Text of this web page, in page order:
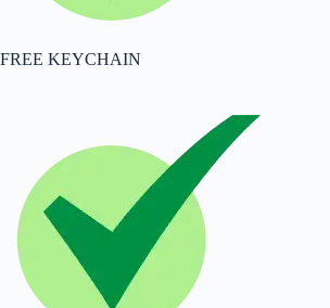
FREE KEYCHAIN